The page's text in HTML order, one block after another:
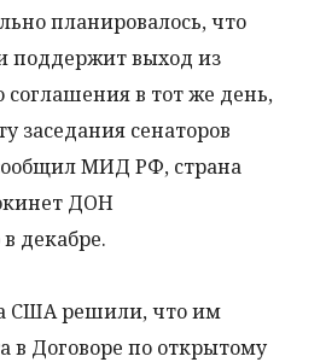
планировалось, что
поддержит выход из
в тот же день,
заседания сенаторов
МИД РФ, страна
ДОН
декабре.
США решили, что им
в Договоре по открытому